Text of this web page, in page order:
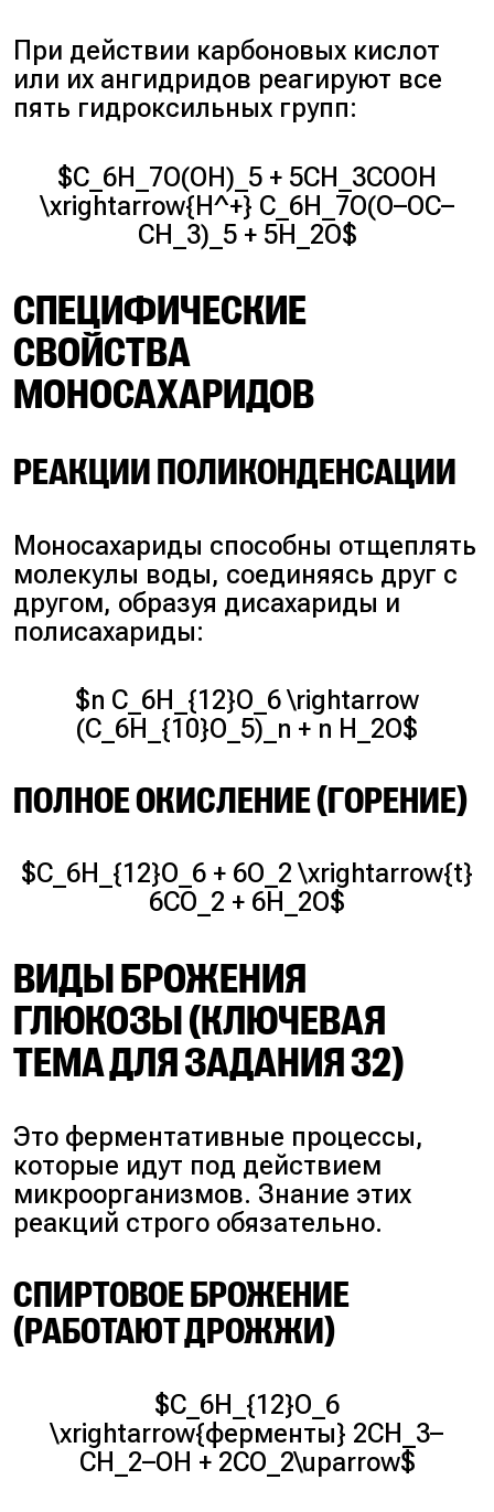
При действии карбоновых кислот
или их ангидридов реагируют все
пять гидроксильных групп:
$C_6H_7O(OH)_5 + 5CH_3COOH
\xrightarrow{H^+} C_6H_7O(O–OC–
CH_3)_5 + 5H_2O$
СПЕЦИФИЧЕСКИЕ
СВОЙСТВА
МОНОСАХАРИДОВ
РЕАКЦИИ ПОЛИКОНДЕНСАЦИИ
Моносахариды способны отщеплять
молекулы воды, соединяясь друг с
другом, образуя дисахариды и
полисахариды:
$n C_6H_{12}O_6 \rightarrow
(C_6H_{10}O_5)_n + n H_2O$
ПОЛНОЕ ОКИСЛЕНИЕ (ГОРЕНИЕ)
$C_6H_{12}O_6 + 6O_2 \xrightarrow{t}
6CO_2 + 6H_2O$
ВИДЫ БРОЖЕНИЯ
ГЛЮКОЗЫ (КЛЮЧЕВАЯ
ТЕМА ДЛЯ ЗАДАНИЯ 32)
Это ферментативные процессы,
которые идут под действием
микроорганизмов. Знание этих
реакций строго обязательно.
СПИРТОВОЕ БРОЖЕНИЕ
(РАБОТАЮТ ДРОЖЖИ)
$C_6H_{12}O_6
\xrightarrow{ферменты} 2CH_3–
CH_2–OH + 2CO_2\uparrow$